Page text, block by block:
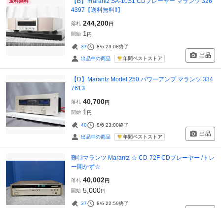
4397【送料無料!!】
落札 244,200円
開始 1 円
37 8/6 23:08終了
出品中の商品 年間ベストストア 出品
【D】Marantz Model 250 パワーアンプ マランツ 334
7613
落札 40,700円
開始 1 円
40 8/6 23:00終了
出品中の商品 年間ベストストア 出品
難◎マランツ Marantz ☆ CD-72F CDプレーヤー /トレ
ー開かず☆
落札 40,002円
開始 5,000円
37 8/6 22:59終了